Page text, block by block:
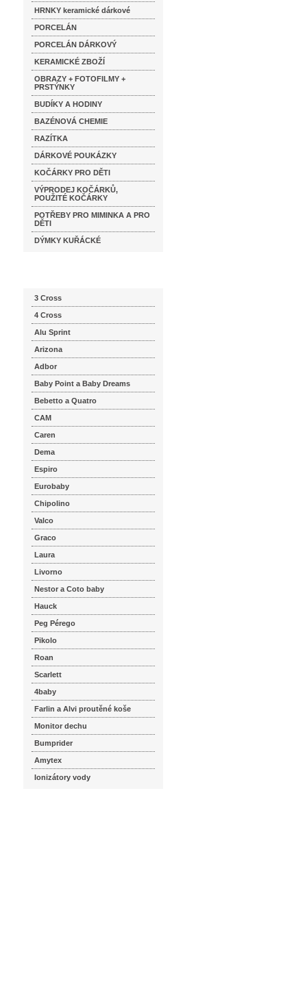
HRNKY keramické dárkové
PORCELÁN
PORCELÁN DÁRKOVÝ
KERAMICKÉ ZBOŽÍ
OBRAZY + FOTOFILMY +
PRSTÝNKY
BUDÍKY A HODINY
BAZÉNOVÁ CHEMIE
RAZÍTKA
DÁRKOVÉ POUKÁZKY
KOČÁRKY PRO DĚTI
VÝPRODEJ KOČÁRKŮ,
POUŽITÉ KOČÁRKY
POTŘEBY PRO MIMINKA A PRO
DĚTI
DÝMKY KUŘÁCKÉ
3 Cross
4 Cross
Alu Sprint
Arizona
Adbor
Baby Point a Baby Dreams
Bebetto a Quatro
CAM
Caren
Dema
Espiro
Eurobaby
Chipolino
Valco
Graco
Laura
Livorno
Nestor a Coto baby
Hauck
Peg Pérego
Pikolo
Roan
Scarlett
4baby
Farlin a Alvi proutěné koše
Monitor dechu
Bumprider
Amytex
Ionizátory vody